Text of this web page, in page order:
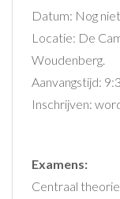
Datum: Nog
Locatie: De
Woudenberg.
Aanvangstijd:
Inschrijven:
Examens:
Centraal